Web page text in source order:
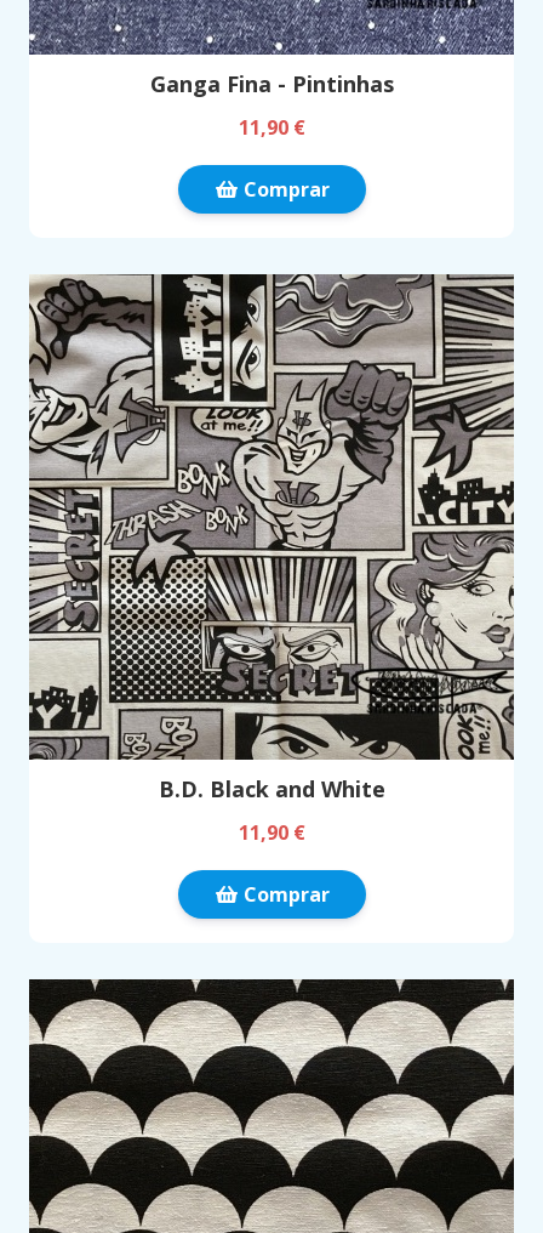
Ganga Fina - Pintinhas
11,90 €
Comprar
B.D. Black and White
11,90 €
Comprar